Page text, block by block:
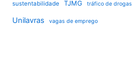
sustentabilidade TJMG tráfico de drogas
Unilavras vagas de emprego